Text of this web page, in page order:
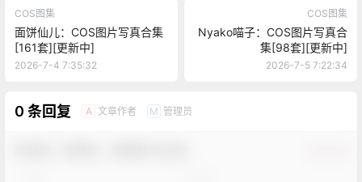
COS图集
面饼仙儿：COS图片写真合集
[161套][更新中]
2026-7-4 7:35:32
COS图集
Nyako喵子：COS图片写真合
集[98套][更新中]
2026-7-5 7:22:34
0 条回复 A 文章作者 M 管理员